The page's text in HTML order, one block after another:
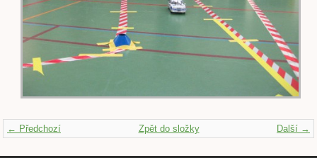
← Předchozí Další →
Zpět do složky